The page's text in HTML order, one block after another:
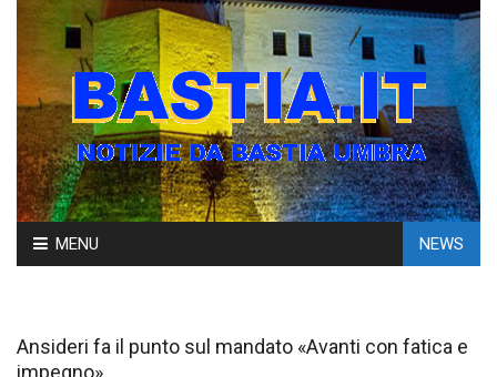
Skip
to
MENU NEWS
Ansideri fa il punto sul mandato «Avanti con fatica e
impegno»